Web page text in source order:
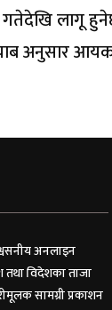
गतेदेखि लागू
अनुसार
अनलाइन
तथा विदेशका ताजा
सामग्री प्रकाशन